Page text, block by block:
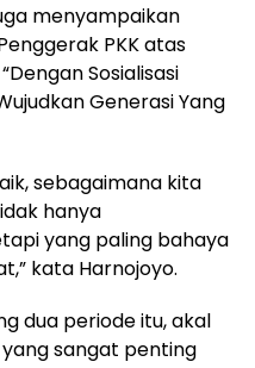
menyampaikan
PKK atas
Sosialisasi
Generasi Yang
sebagaimana kita
hanya
yang paling bahaya
kata Harnojoyo.
dua periode itu, akal
sangat penting